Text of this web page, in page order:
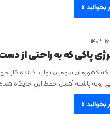
بخوانید »
پاکی که به راحتی از
که کشورمان سومین تولید کننده گاز
رویه پاشنه آشیل حفظ این جایگاه
بخوانید »